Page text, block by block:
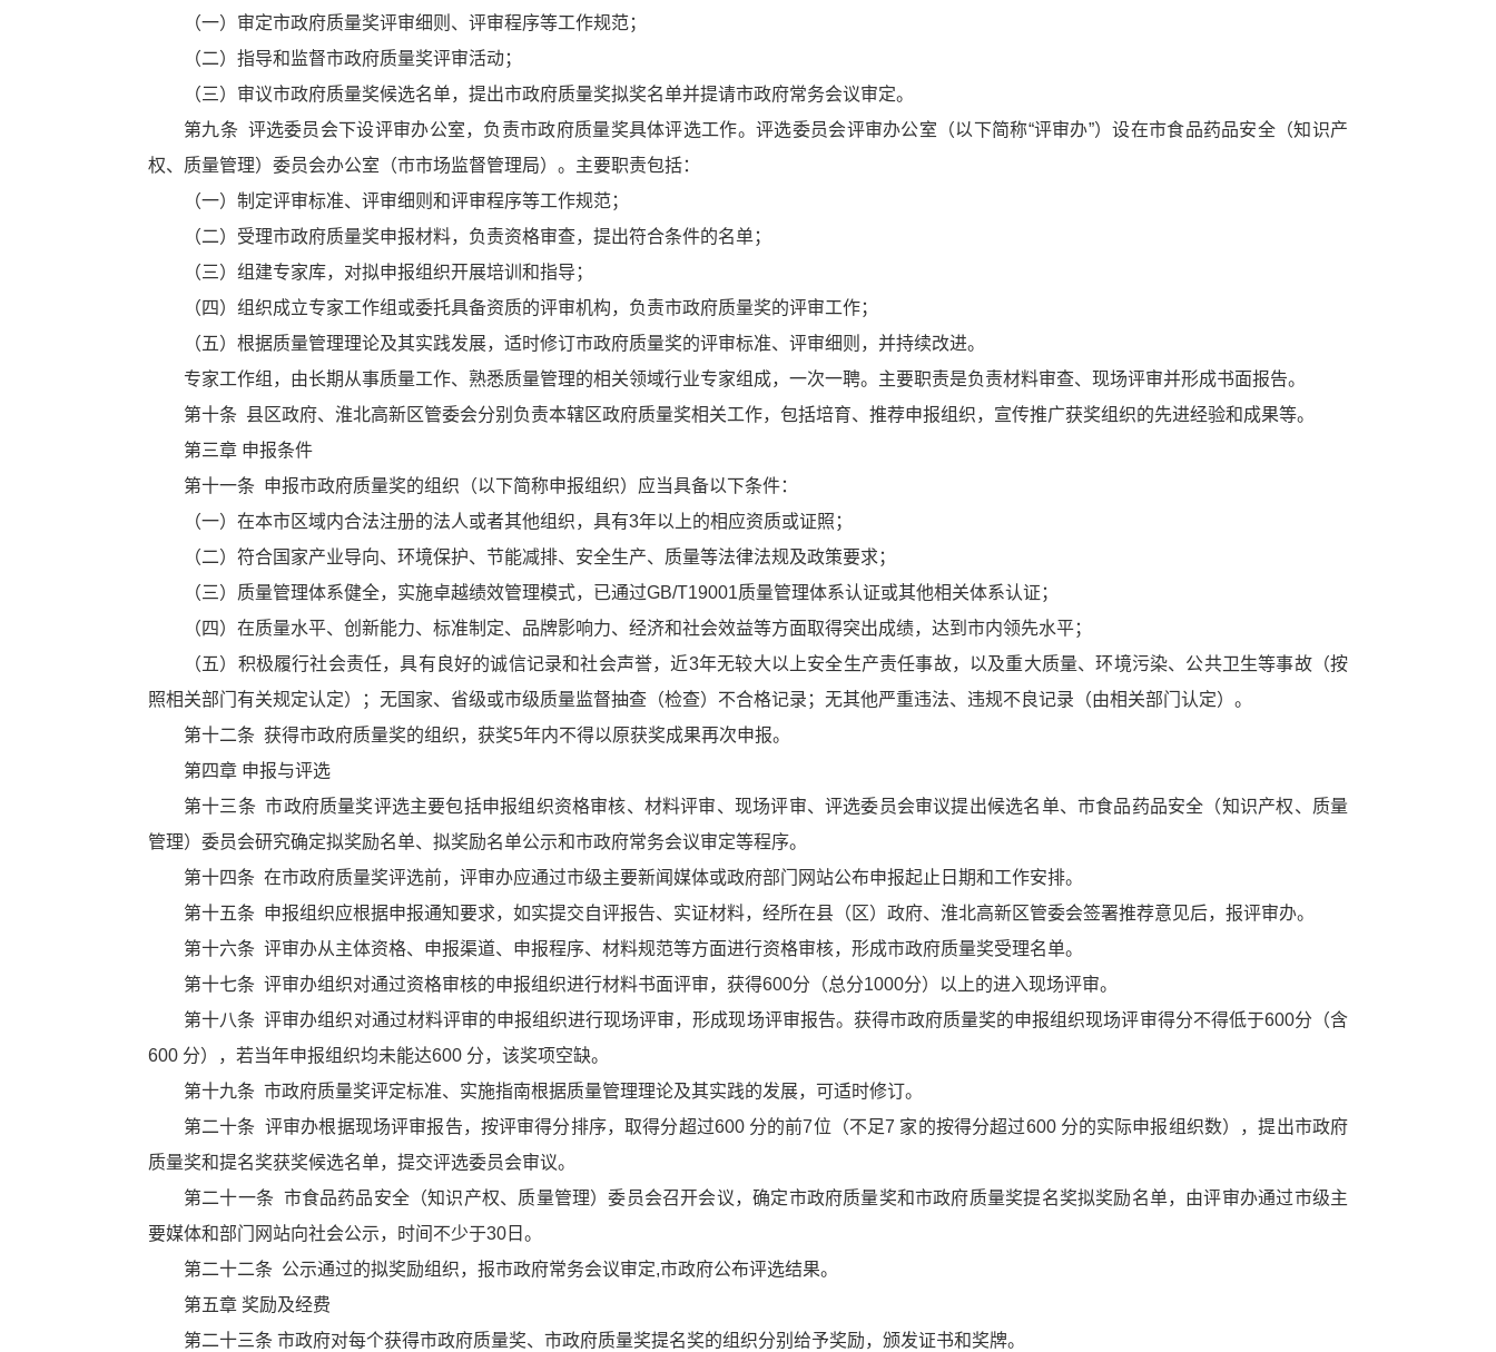
（一）审定市政府质量奖评审细则、评审程序等工作规范；
（二）指导和监督市政府质量奖评审活动；
（三）审议市政府质量奖候选名单，提出市政府质量奖拟奖名单并提请市政府常务会议审定。
第九条 评选委员会下设评审办公室，负责市政府质量奖具体评选工作。评选委员会评审办公室（以下简称“评审办”）设在市食品药品安全（知识产
权、质量管理）委员会办公室（市市场监督管理局）。主要职责包括：
（一）制定评审标准、评审细则和评审程序等工作规范；
（二）受理市政府质量奖申报材料，负责资格审查，提出符合条件的名单；
（三）组建专家库，对拟申报组织开展培训和指导；
（四）组织成立专家工作组或委托具备资质的评审机构，负责市政府质量奖的评审工作；
（五）根据质量管理理论及其实践发展，适时修订市政府质量奖的评审标准、评审细则，并持续改进。
专家工作组，由长期从事质量工作、熟悉质量管理的相关领域行业专家组成，一次一聘。主要职责是负责材料审查、现场评审并形成书面报告。
第十条 县区政府、淮北高新区管委会分别负责本辖区政府质量奖相关工作，包括培育、推荐申报组织，宣传推广获奖组织的先进经验和成果等。
第三章 申报条件
第十一条 申报市政府质量奖的组织（以下简称申报组织）应当具备以下条件：
（一）在本市区域内合法注册的法人或者其他组织，具有3年以上的相应资质或证照；
（二）符合国家产业导向、环境保护、节能减排、安全生产、质量等法律法规及政策要求；
（三）质量管理体系健全，实施卓越绩效管理模式，已通过GB/T19001质量管理体系认证或其他相关体系认证；
（四）在质量水平、创新能力、标准制定、品牌影响力、经济和社会效益等方面取得突出成绩，达到市内领先水平；
（五）积极履行社会责任，具有良好的诚信记录和社会声誉，近3年无较大以上安全生产责任事故，以及重大质量、环境污染、公共卫生等事故（按
照相关部门有关规定认定）；无国家、省级或市级质量监督抽查（检查）不合格记录；无其他严重违法、违规不良记录（由相关部门认定）。
第十二条 获得市政府质量奖的组织，获奖5年内不得以原获奖成果再次申报。
第四章 申报与评选
第十三条 市政府质量奖评选主要包括申报组织资格审核、材料评审、现场评审、评选委员会审议提出候选名单、市食品药品安全（知识产权、质量
管理）委员会研究确定拟奖励名单、拟奖励名单公示和市政府常务会议审定等程序。
第十四条 在市政府质量奖评选前，评审办应通过市级主要新闻媒体或政府部门网站公布申报起止日期和工作安排。
第十五条 申报组织应根据申报通知要求，如实提交自评报告、实证材料，经所在县（区）政府、淮北高新区管委会签署推荐意见后，报评审办。
第十六条 评审办从主体资格、申报渠道、申报程序、材料规范等方面进行资格审核，形成市政府质量奖受理名单。
第十七条 评审办组织对通过资格审核的申报组织进行材料书面评审，获得600分（总分1000分）以上的进入现场评审。
第十八条 评审办组织对通过材料评审的申报组织进行现场评审，形成现场评审报告。获得市政府质量奖的申报组织现场评审得分不得低于600分（含
600 分），若当年申报组织均未能达600 分，该奖项空缺。
第十九条 市政府质量奖评定标准、实施指南根据质量管理理论及其实践的发展，可适时修订。
第二十条 评审办根据现场评审报告，按评审得分排序，取得分超过600 分的前7位（不足7 家的按得分超过600 分的实际申报组织数），提出市政府
质量奖和提名奖获奖候选名单，提交评选委员会审议。
第二十一条 市食品药品安全（知识产权、质量管理）委员会召开会议，确定市政府质量奖和市政府质量奖提名奖拟奖励名单，由评审办通过市级主
要媒体和部门网站向社会公示，时间不少于30日。
第二十二条 公示通过的拟奖励组织，报市政府常务会议审定,市政府公布评选结果。
第五章 奖励及经费
第二十三条 市政府对每个获得市政府质量奖、市政府质量奖提名奖的组织分别给予奖励，颁发证书和奖牌。